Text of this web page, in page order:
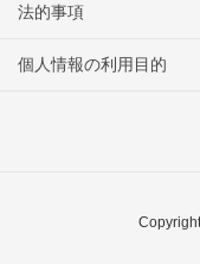
法的事項
個人情報の利用目的